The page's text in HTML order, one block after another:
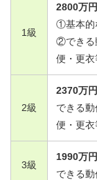
1級
2800万円
①基本的
②できる
便・更
2級
2370万円
できる
便・更
3級
1990万円
できる